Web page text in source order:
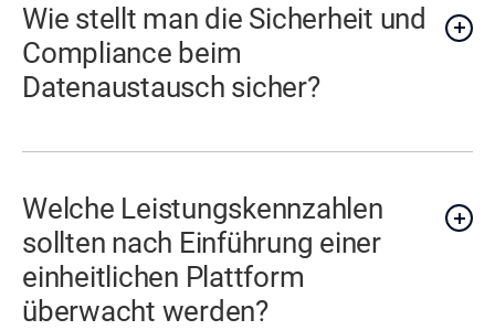
Wie stellt man die Sicherheit und
Compliance beim
Datenaustausch sicher?
Welche Leistungskennzahlen
sollten nach Einführung einer
einheitlichen Plattform
überwacht werden?